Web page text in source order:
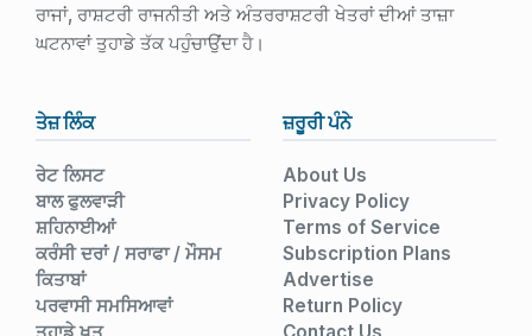
ਰਾਜਾਂ, ਰਾਸ਼ਟਰੀ ਰਾਜਨੀਤੀ ਅਤੇ ਅੰਤਰਰਾਸ਼ਟਰੀ ਖੇਤਰਾਂ ਦੀਆਂ ਤਾਜ਼ਾ
ਘਟਨਾਵਾਂ ਤੁਹਾਡੇ ਤੱਕ ਪਹੁੰਚਾਉਂਦਾ ਹੈ।
ਤੇਜ਼ ਲਿੰਕ
ਰੇਟ ਲਿਸਟ
ਬਾਲ ਫੁਲਵਾੜੀ
ਸ਼ਹਿਨਾਈਆਂ
ਕਰੰਸੀ ਦਰਾਂ / ਸਰਾਫਾ / ਮੌਸਮ
ਕਿਤਾਬਾਂ
ਪਰਵਾਸੀ ਸਮਸਿਆਵਾਂ
ਜ਼ਰੂਰੀ ਪੰਨੇ
About Us
Privacy Policy
Terms of Service
Subscription Plans
Advertise
Return Policy